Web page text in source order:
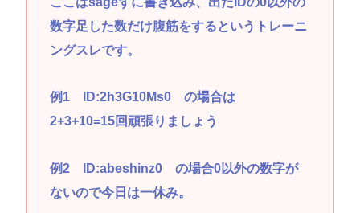
数字足した数だけ腹筋をするというトレーニ
ングスレです。
例1 ID:2h3G10Ms0 の場合は
2+3+10=15回頑張りましょう
例2 ID:abeshinz0 の場合0以外の数字が
ないので今日は一休み。